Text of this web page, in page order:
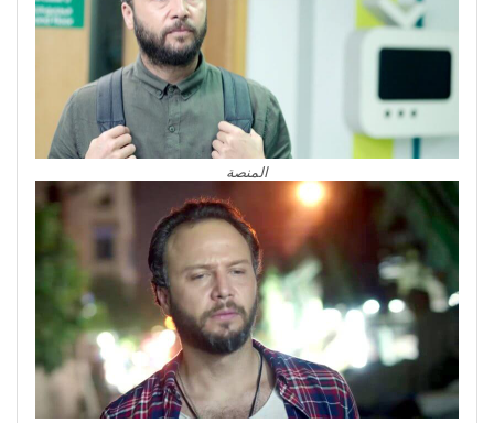
المنصة